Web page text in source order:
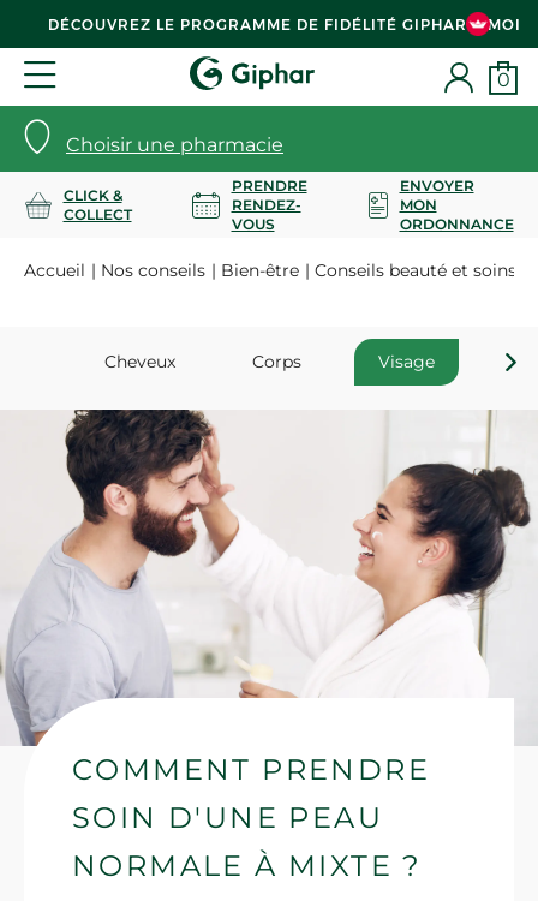
DÉCOUVREZ LE PROGRAMME DE FIDÉLITÉ GIPHAR & MOI
Choisir une pharmacie
0
CLICK &
COLLECT
PRENDRE
RENDEZ-
VOUS
ENVOYER
MON
ORDONNANCE
Accueil Nos conseils Bien-être Conseils beauté et soins
Cheveux Corps Visage
COMMENT PRENDRE
SOIN D'UNE PEAU
NORMALE À MIXTE ?